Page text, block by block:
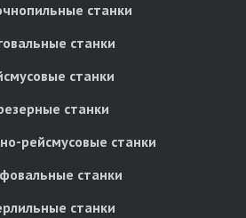
станки
станки
станки
станки
рейсмусовые станки
станки
станки